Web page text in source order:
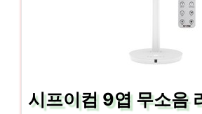
시프이컴 9엽 무소음